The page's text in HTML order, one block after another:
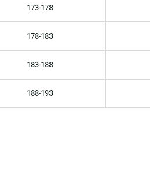
173-178
178-183
183-188
188-193